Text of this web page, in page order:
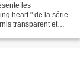
les
heart " de la série
transparent et